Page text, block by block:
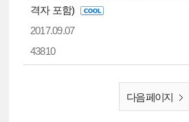
격자 포함)
2017.09.07
43810
다음 페이지